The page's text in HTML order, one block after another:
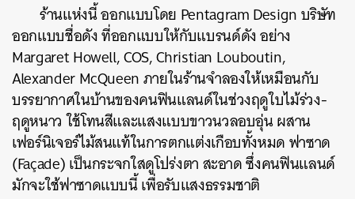
ร้านแห่งนี้ ออกแบบโดย Pentagram Design บริษัท
ออกแบบชื่อดัง ที่ออกแบบให้กับแบรนด์ดัง อย่าง
Margaret Howell, COS, Christian Louboutin,
Alexander McQueen ภายในร้านจำลองให้เหมือนกับ
บรรยากาศในบ้านของคนฟินแลนด์ในช่วงฤดูใบไม้ร่วง-
ฤดูหนาว ใช้โทนสีและแสงแบบขาวนวลอบอุ่น ผสาน
เฟอร์นิเจอร์ไม้สนแท้ในการตกแต่งเกือบทั้งหมด ฟาซาด
(Façade) เป็นกระจกใสดูโปร่งตา สะอาด ซึ่งคนฟินแลนด์
มักจะใช้ฟาซาดแบบนี้ เพื่อรับแสงธรรมชาติ